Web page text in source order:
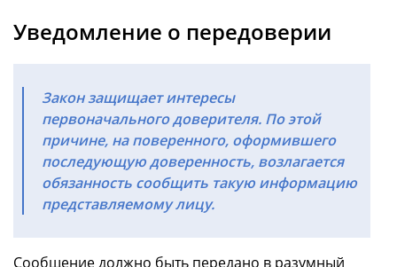
Уведомление о передоверии
Закон защищает интересы
первоначального доверителя. По этой
причине, на поверенного, оформившего
последующую доверенность, возлагается
обязанность сообщить такую информацию
представляемому лицу.
Сообщение должно быть передано в разумный